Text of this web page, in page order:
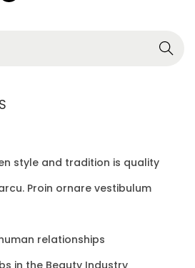
style and tradition is quality
Proin ornare vestibulum
relationships
in the Beauty Industry